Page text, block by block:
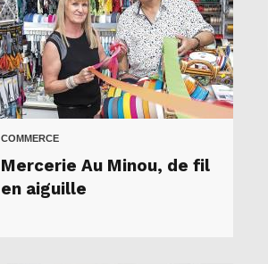
COMMERCE
Mercerie Au Minou, de fil
en aiguille